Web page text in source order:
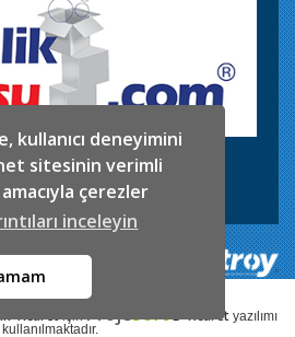
deneyimini
sitesinin verimli
amacıyla çerezler
inceleyin
Sitesi 5.Blok No:29-30
Ticaret ProjeSoftE-Ticaret yazılımı
kullanılmaktadır.